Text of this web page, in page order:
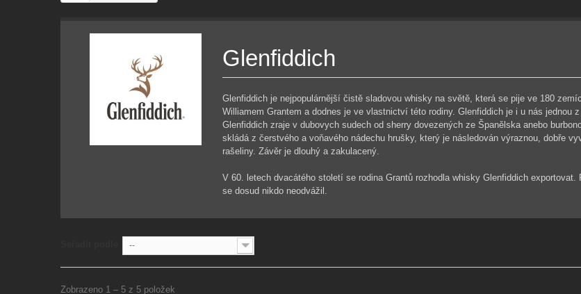
Glenfiddich
Glenfiddich je nejpopulárnější čistě sladovou whisky na světě, která se pije ve 180
Williamem Grantem a dodnes je ve vlastnictví této rodiny. Glenfiddich je i u nás jednou
Glenfiddich zraje v dubovych sudech od sherry dovezených ze Španělska anebo
skládá z čerstvého a voňavého nádechu hrušky, který je následován výraznou, dobře
rašeliny. Závěr je dlouhý a zakulacený.
V 60. letech dvacátého století se rodina Grantů rozhodla whisky Glenfiddich
se dosud nikdo neodvážil.
--
Zobrazeno 1 – 5 z 5 položek